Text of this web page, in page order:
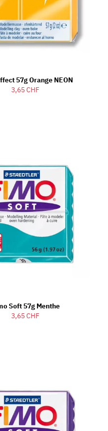
57g Orange NEON
3,65 CHF
Soft 57g Menthe
3,65 CHF